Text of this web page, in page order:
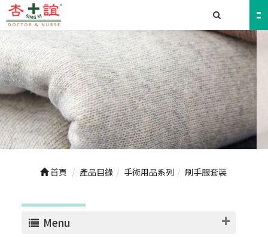
首頁 產品目錄 手術用品系列 刷手服套裝
Menu